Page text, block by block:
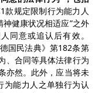
款规定限制行为能力人
健康状况相适应”之外
同意或追认后有效。
国民法典》第182条第
、合同等具体法律行为
亦然。此外， 应当将未
为能力人之单独行为认